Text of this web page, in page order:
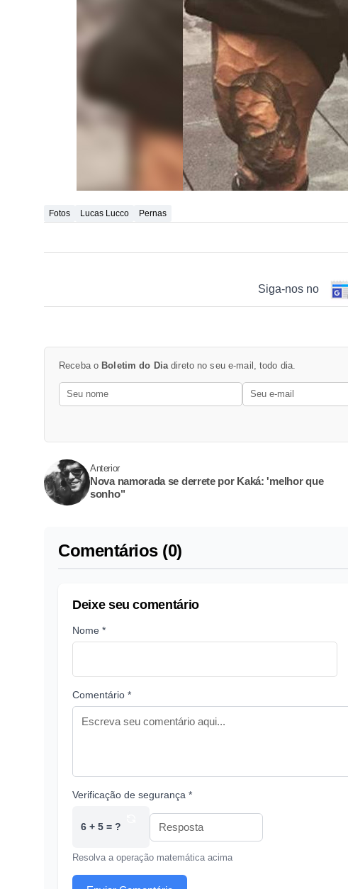
Fotos Lucas Lucco Pernas
Siga-nos no
Receba o Boletim do Dia direto no seu e-mail, todo dia.
Anterior
Nova namorada se derrete por Kaká: 'melhor que
sonho"
Comentários (0)
Deixe seu comentário
Nome *
Comentário *
Verificação de segurança *
6 + 5 = ?
Resolva a operação matemática acima